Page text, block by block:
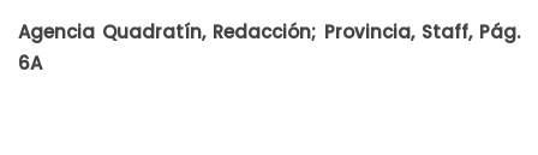
Agencia Quadratín, Redacción; Provincia, Staff, Pág.
6A